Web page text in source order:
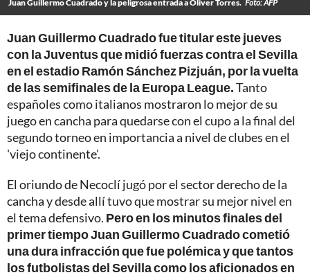
Juan Guillermo Cuadrado y la peligrosa entrada a Oliver Torres. Foto: AFP
Juan Guillermo Cuadrado fue titular este jueves
con la Juventus que midió fuerzas contra el Sevilla
en el estadio Ramón Sánchez Pizjuán, por la vuelta
de las semifinales de la Europa League.Tanto
españoles como italianos mostraron lo mejor de su
juego en cancha para quedarse con el cupo a la final del
segundo torneo en importancia a nivel de clubes en el
'viejo continente'.
El oriundo de Necoclí jugó por el sector derecho de la
cancha y desde allí tuvo que mostrar su mejor nivel en
el tema defensivo. Pero en los minutos finales del
primer tiempo Juan Guillermo Cuadrado cometió
una dura infracción que fue polémica y que tantos
los futbolistas del Sevilla como los aficionados en